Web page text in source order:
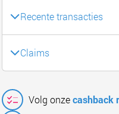
Recente transacties
Claims
Volg onzecashback